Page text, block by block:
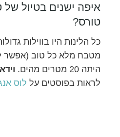
איפה ישנים בטיול של
טורס?
כל הלינות היו בווילות
מטבח מלא כל טוב (אפשר
היתה 20 מטרים מהים.
לראות בפוסטים על לוס